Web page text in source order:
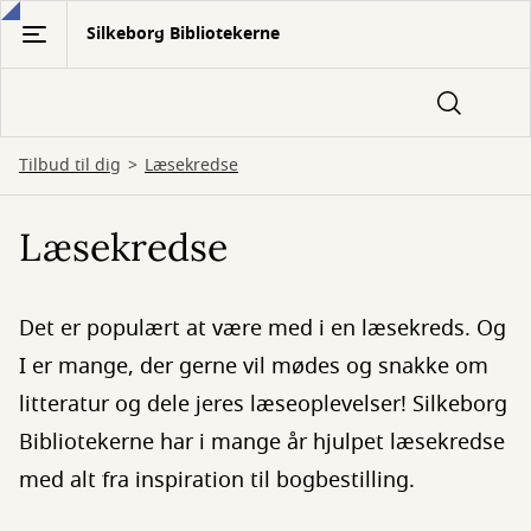
Gå
hovedindhold
Silkeborg Bibliotekerne
Tilbud til dig Læsekredse
Læsekredse
Det er populært at være med i en læsekreds. Og
I er mange, der gerne vil mødes og snakke om
litteratur og dele jeres læseoplevelser! Silkeborg
Bibliotekerne har i mange år hjulpet læsekredse
med alt fra inspiration til bogbestilling.